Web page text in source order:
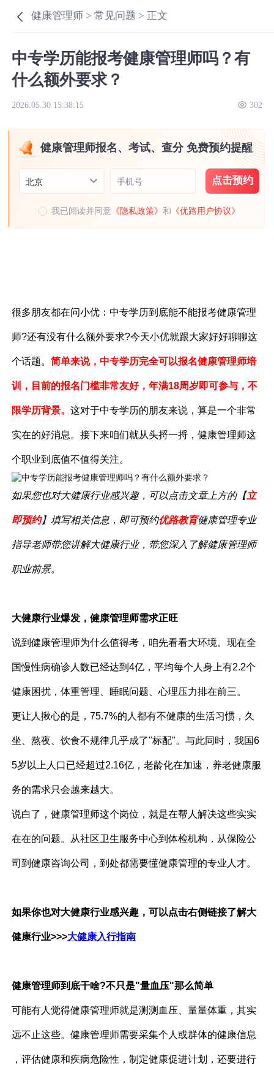
健康管理师 >常见问题 > 正文
中专学历能报考健康管理师吗？有
什么额外要求？
2026.05.30 15:38:15 302
健康管理师报名、考试、查分 免费预约提醒
北京 手机号 点击预约
我已阅读并同意 《隐私政策》和 《优路用户协议》
很多朋友都在问小优：中专学历到底能不能报考健康管理
师?还有没有什么额外要求?今天小优就跟大家好好聊聊这
个话题。简单来说，中专学历完全可以报名健康管理师培
训，目前的报名门槛非常友好，年满18周岁即可参与，不
限学历背景。这对于中专学历的朋友来说，算是一个非常
实在的好消息。接下来咱们就从头捋一捋，健康管理师这
个职业到底值不值得关注。
如果您也对大健康行业感兴趣，可以点击文章上方的【立
即预约】填写相关信息，即可预约优路教育健康管理专业
指导老师带您讲解大健康行业，带您深入了解健康管理师
职业前景。
大健康行业爆发，健康管理师需求正旺
说到健康管理师为什么值得考，咱先看看大环境。现在全
国慢性病确诊人数已经达到4亿，平均每个人身上有2.2个
健康困扰，体重管理、睡眠问题、心理压力排在前三。
更让人揪心的是，75.7%的人都有不健康的生活习惯，久
坐、熬夜、饮食不规律几乎成了"标配"。与此同时，我国6
5岁以上人口已经超过2.16亿，老龄化在加速，养老健康服
务的需求只会越来越大。
说白了，健康管理师这个岗位，就是在帮人解决这些实实
在在的问题。从社区卫生服务中心到体检机构，从保险公
司到健康咨询公司，到处都需要懂健康管理的专业人才。
如果你也对大健康行业感兴趣，可以点击右侧链接了解大
健康行业>>>大健康入行指南
健康管理师到底干啥?不只是"量血压"那么简单
可能有人觉得健康管理师就是测测血压、量量体重，其实
远不止这些。健康管理师需要采集个人或群体的健康信息
，评估健康和疾病危险性，制定健康促进计划，还要进行